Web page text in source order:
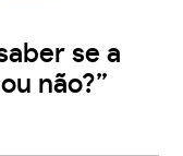
se a
não?”